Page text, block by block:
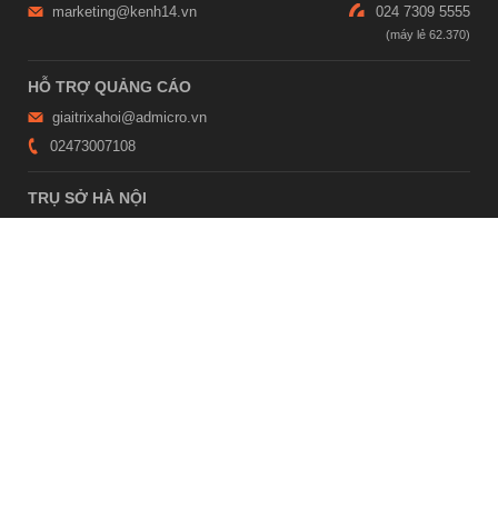
marketing@kenh14.vn 024 7309 5555
HỖ TRỢ QUẢNG CÁO
giaitrixahoi@admicro.vn
02473007108
TRỤ SỞ HÀ NỘI